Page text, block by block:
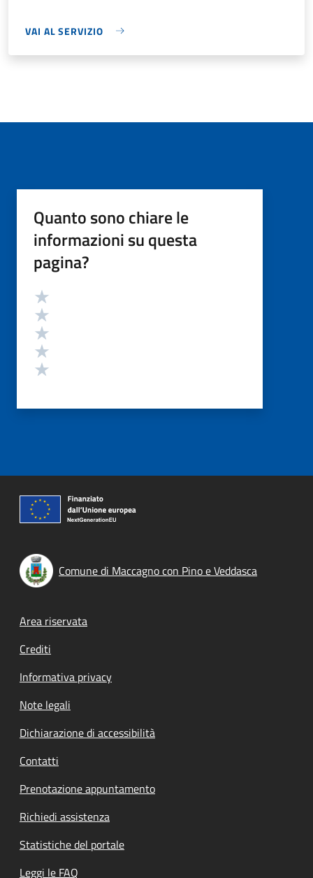
VAI AL SERVIZIO
Quanto sono chiare le
informazioni su questa
pagina?
Valutazione
Comune di Maccagno con Pino e Veddasca
Footer menu
Area riservata
Crediti
Informativa privacy
Note legali
Dichiarazione di accessibilità
Contatti
Prenotazione appuntamento
Richiedi assistenza
Statistiche del portale
Leggi le FAQ